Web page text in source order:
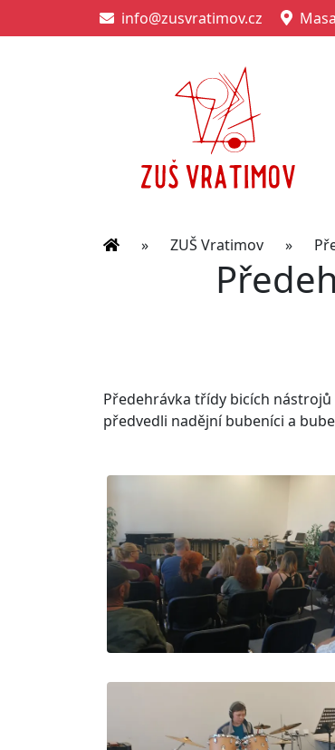
info@zusvratimov.cz
» ZUŠ Vratimov »
Předehrávka třídy bicích nástrojů
předvedli nadějní bubeníci a